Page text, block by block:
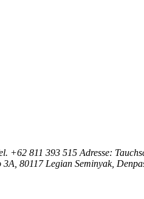
+62 811 393 515 Adresse:
80117 Legian Seminyak,